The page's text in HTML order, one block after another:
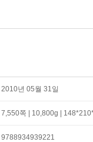
2010년 05월 31일
7,550쪽 | 10,800g |
9788934939221